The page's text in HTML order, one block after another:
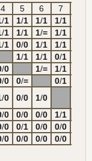
4 5 6 7
/1 1/1 1/1 1/1
/1 1/1 1/= 1/1
/1 0/0 1/1 1/1
1/1 1/1 0/1
/0 1/= 1/1
/0 0/= 0/1
/0 0/0 1/0
/0 0/0 0/0 1/1
/0 0/1 0/0 0/0
/0 0/0 0/0 0/0